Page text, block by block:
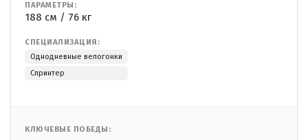
ПАРАМЕТРЫ:
188 см / 76 кг
СПЕЦИАЛИЗАЦИЯ:
Однодневные велогонки
Спринтер
КЛЮЧЕВЫЕ ПОБЕДЫ: